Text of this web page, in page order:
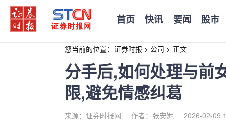
首页 快讯 要闻 股市
您当前的位置： 证券时报 > 公司 > 正文
分手后,如何处理与前
限,避免情感纠葛
来源：证券时报网 作者：张安妮 2026-02-09